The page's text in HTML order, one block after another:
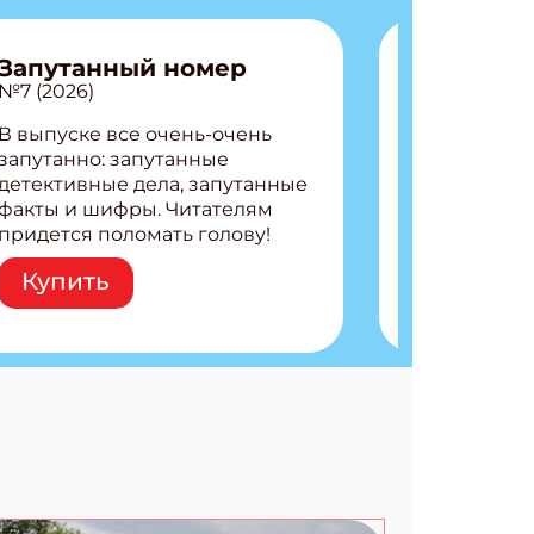
номер
№7 (2026)
В выпуске все очень-очень
запутанные
дела, запутанные
и шифры. Читателям
придется поломать голову!
Внутри: Шифры и
расшифровки Плетем
запутанные поделки
коды 3 комикса
Купить